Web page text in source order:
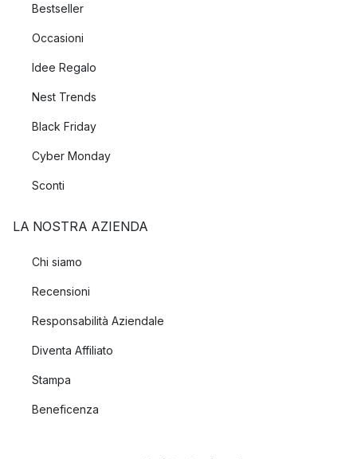
Bestseller
Occasioni
Idee Regalo
Nest Trends
Black Friday
Cyber Monday
Sconti
LA NOSTRA AZIENDA
Chi siamo
Recensioni
Responsabilità Aziendale
Diventa Affiliato
Stampa
Beneficenza